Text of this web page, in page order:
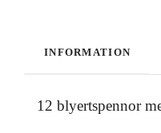
INFORMATION
12 blyertspennor